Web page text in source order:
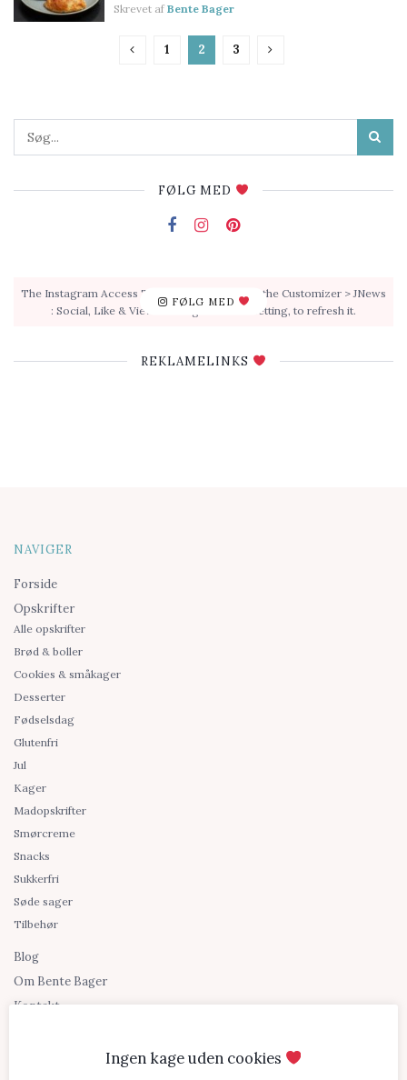
Skrevet af Bente Bager
1 2 3
FØLG MED
FØLG MED
The Instagram Access Token is expired, Go to the Customizer > JNews
: Social, Like & View > Instagram Feed Setting, to refresh it.
REKLAMELINKS
NAVIGER
Forside
Opskrifter
Alle opskrifter
Brød & boller
Cookies & småkager
Desserter
Fødselsdag
Glutenfri
Jul
Kager
Madopskrifter
Smørcreme
Snacks
Sukkerfri
Søde sager
Tilbehør
Blog
Om Bente Bager
Kontakt
Ingen kage uden cookies